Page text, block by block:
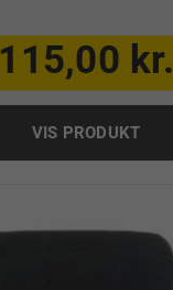
115,00 kr.
VIS PRODUKT